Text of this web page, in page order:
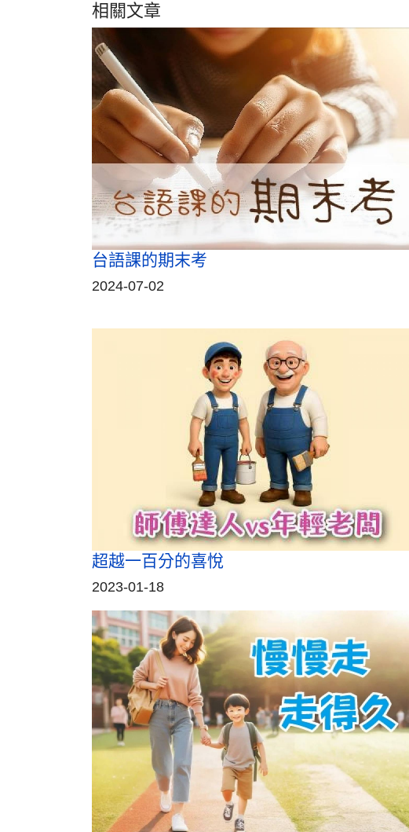
相關文章
台語課的期末考
2024-07-02
超越一百分的喜悅
2023-01-18